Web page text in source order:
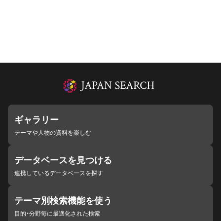
ギャラリー
テーマや人物の資料を楽しむ
データベースを見つける
連携しているデータベースを探す
テーマ別検索機能を使う
目的・分野毎に最適化された検索